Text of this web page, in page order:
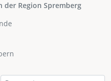
der Region Spremberg